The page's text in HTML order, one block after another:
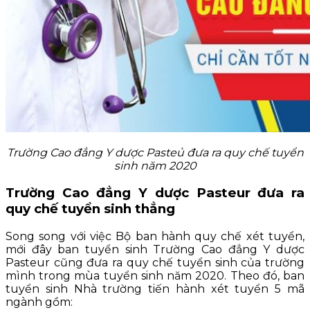
Trường Cao đẳng Y dược Pasteủ đưa ra quy chế tuyển
sinh năm 2020
Trường Cao đẳng Y dược Pasteur đưa ra
quy chế tuyển sinh thẳng
Song song với việc Bộ ban hành quy chế xét tuyển,
mới đây ban tuyển sinh Trường Cao đẳng Y dược
Pasteur cũng đưa ra quy chế tuyển sinh của trường
mình trong mùa tuyển sinh năm 2020. Theo đó, ban
tuyển sinh Nhà trường tiến hành xét tuyển 5 mã
ngành gồm: